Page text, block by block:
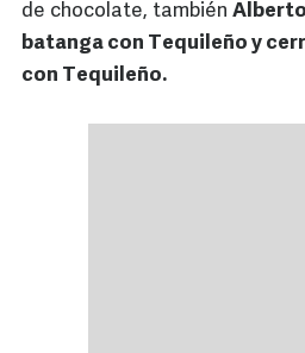
de chocolate, también
batanga con Tequileño y
con Tequileño.